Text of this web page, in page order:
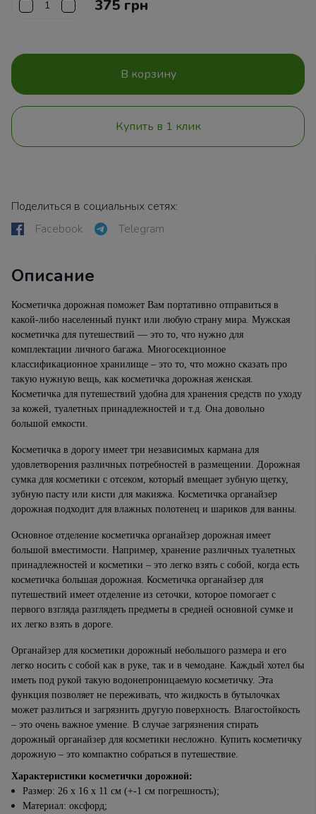
375 грн
В корзину
Купить в 1 клик
Поделиться в социальных сетях:
Facebook
Telegram
Описание
Косметичка дорожная поможет Вам портативно отправиться в
какой-либо населенный пункт или любую страну мира. Мужская
косметичка для путешествий — это то, что нужно для
комплектации личного багажа. Многосекционное
классификационное хранилище – это то, что можно сказать про
такую нужную вещь, как косметичка дорожная женская.
Косметичка для путешествий удобна для хранения средств по уходу
за кожей, туалетных принадлежностей и т.д. Она довольно
большой емкости.
Косметичка в дорогу имеет три независимых кармана для
удовлетворения различных потребностей в размещении. Дорожная
сумка для косметики с отсеком, который вмещает зубную щетку,
зубную пасту или кисти для макияжа. Косметичка органайзер
дорожная подходит для влажных полотенец и шариков для ванны.
Основное отделение косметичка органайзер дорожная имеет
большой вместимости. Например, хранение различных туалетных
принадлежностей и косметики – это легко взять с собой, когда есть
косметичка большая дорожная. Косметичка органайзер для
путешествий имеет отделение из сеточки, которое помогает с
первого взгляда разглядеть предметы в средней основной сумке и
их легко взять в дороге.
Органайзер для косметики дорожный небольшого размера и его
легко носить с собой как в руке, так и в чемодане. Каждый хотел бы
иметь под рукой такую водонепроницаемую косметичку. Эта
функция позволяет не переживать, что жидкость в бутылочках
может разлиться и загрязнить другую поверхность. Влагостойкость
– это очень важное умение. В случае загрязнения стирать
дорожный органайзер для косметики несложно. Купить косметичку
дорожную – это компактно собраться в путешествие.
Характеристики косметички дорожной:
Размер: 26 x 16 x 11 см (+-1 см погрешность);
Материал: оксфорд;